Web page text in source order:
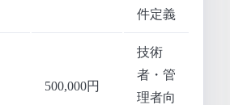
件定義
500,000円
技術
者・管
理者向